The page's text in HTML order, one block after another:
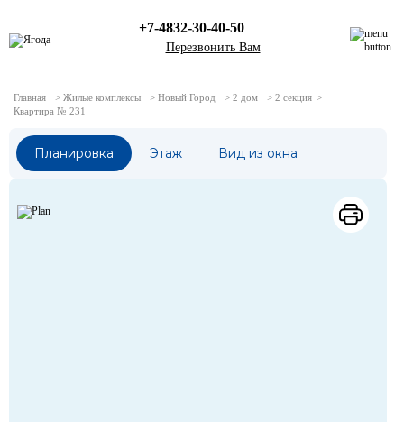
+7-4832-30-40-50
Перезвонить Вам
Главная > Жилые комплексы > Новый Город > 2 дом > 2 секция >
Квартира № 231
Планировка Этаж Вид из окна